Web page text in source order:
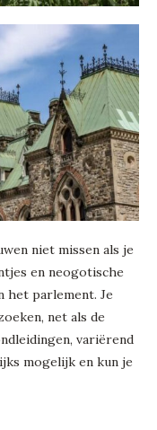
niet missen als je
en neogotische
het parlement. Je
net als de
variërend
mogelijk en kun je